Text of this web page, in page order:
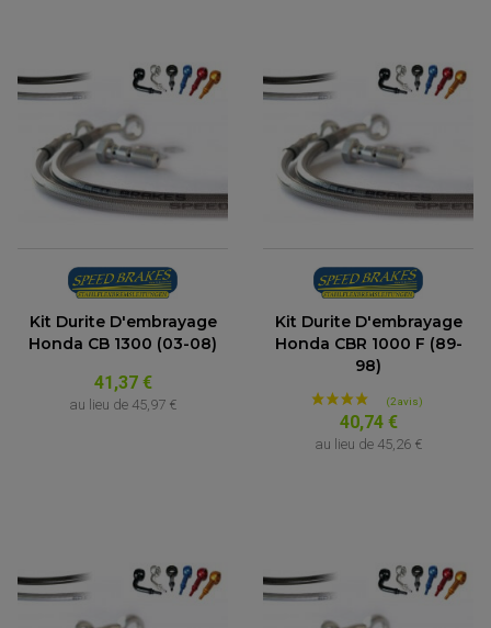
STATOR
ENTRETIEN MOTO
ATELIER, PADDOCK, STAND
ANTIPARASITE NGK
FILTRE A AIR
FILTRE A HUILE
DISQUE DE FREIN ARRIERE
PLAQUETTE DE FREIN AVANT
PLAQUETTE DE FREIN ARRIERE
MAÎTRE CYLINDRE
Kit Durite D'embrayage
Honda CB 1300 (03-08)
41,37 €
au lieu de 45,97 €
Kit Durite D'embrayage
Honda CBR 1000 F (89-
98)
40,74 €
au lieu de 45,26 €